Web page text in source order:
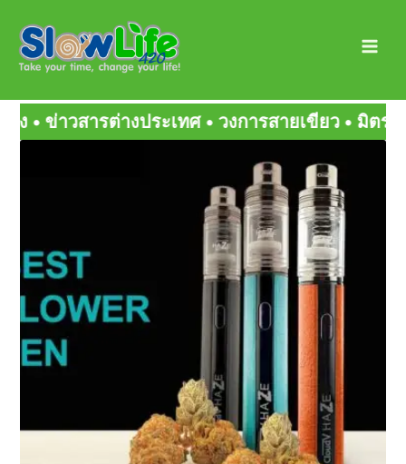
content
รสายเขียว • มิตรสหายกัญ • สายเขียวเด็ดๆ